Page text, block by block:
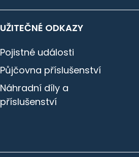
UŽITEČNÉ ODKAZY
Pojistné události
Půjčovna příslušenství
Náhradní díly a
příslušenství